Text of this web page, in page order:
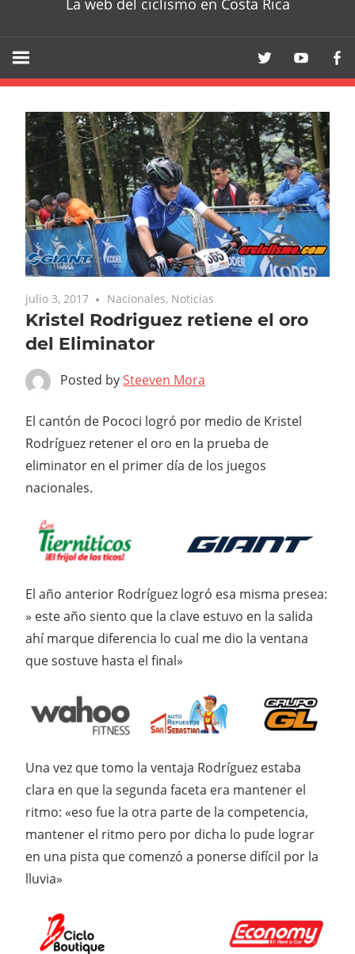
La web del ciclismo en Costa Rica
julio 3, 2017 Nacionales, Noticias
Kristel Rodriguez retiene el oro
del Eliminator
Posted bySteeven Mora
El cantón de Pococi logró por medio de Kristel
Rodríguez retener el oro en la prueba de
eliminator en el primer día de los juegos
nacionales.
El año anterior Rodríguez logró esa misma presea:
» este año siento que la clave estuvo en la salida
ahí marque diferencia lo cual me dio la ventana
que sostuve hasta el final»
Una vez que tomo la ventaja Rodríguez estaba
clara en que la segunda faceta era mantener el
ritmo: «eso fue la otra parte de la competencia,
mantener el ritmo pero por dicha lo pude lograr
en una pista que comenzó a ponerse difícil por la
lluvia»